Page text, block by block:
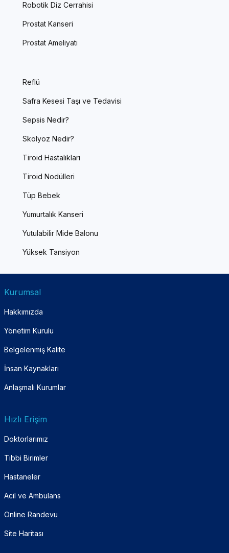
Robotik Diz Cerrahisi
Prostat Kanseri
Prostat Ameliyatı
Reflü
Safra Kesesi Taşı ve Tedavisi
Sepsis Nedir?
Skolyoz Nedir?
Tiroid Hastalıkları
Tiroid Nodülleri
Tüp Bebek
Yumurtalık Kanseri
Yutulabilir Mide Balonu
Yüksek Tansiyon
Kurumsal
Hakkımızda
Yönetim Kurulu
Belgelenmiş Kalite
İnsan Kaynakları
Anlaşmalı Kurumlar
Hızlı Erişim
Doktorlarımız
Tıbbi Birimler
Hastaneler
Acil ve Ambulans
Online Randevu
Site Haritası